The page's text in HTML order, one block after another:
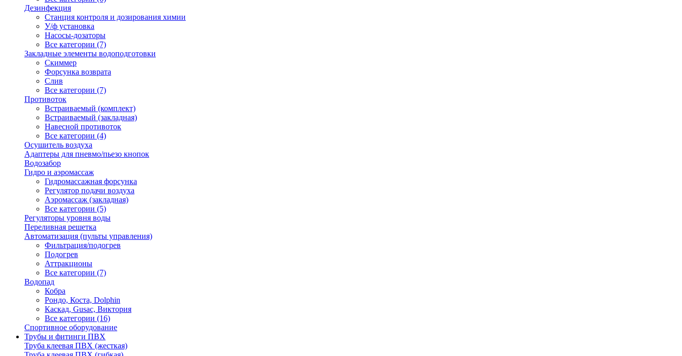
Дезинфекция
Станция контроля и дозирования химии
У/ф установка
Насосы-дозаторы
Все категории (7)
Закладные элементы водоподготовки
Скиммер
Форсунка возврата
Слив
Все категории (7)
Противоток
Встраиваемый (комплект)
Встраиваемый (закладная)
Навесной противоток
Все категории (4)
Осушитель воздуха
Адаптеры для пневмо/пьезо кнопок
Водозабор
Гидро и аэромассаж
Гидромассажная форсунка
Регулятор подачи воздуха
Аэромассаж (закладная)
Все категории (5)
Регуляторы уровня воды
Переливная решетка
Автоматизация (пульты управления)
Фильтрация/подогрев
Подогрев
Аттракционы
Все категории (7)
Водопад
Кобра
Рондо, Коста, Dolphin
Каскад, Gusac, Виктория
Все категории (16)
Спортивное оборудование
Трубы и фитинги ПВХ
Труба клеевая ПВХ (жесткая)